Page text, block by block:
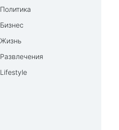
Политика
Бизнес
Жизнь
Развлечения
Lifestyle